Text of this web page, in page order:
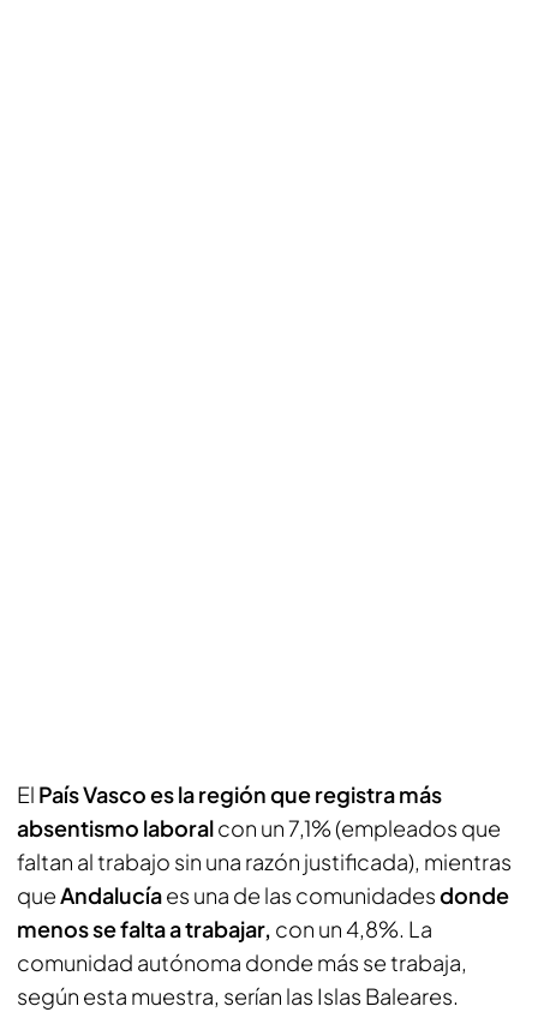
El País Vasco es la región que registra más
absentismo laboralcon un 7,1% (empleados que
faltan al trabajo sin una razón justificada), mientras
queAndalucíaes una de las comunidadesdonde
menos se falta a trabajar, con un 4,8%. La
comunidad autónoma donde más se trabaja,
según esta muestra, serían las Islas Baleares.